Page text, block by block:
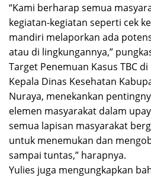
“Kami berharap semua
kegiatan-kegiatan seperti cek
mandiri melaporkan ada
atau di lingkungannya,”
Target Penemuan Kasus TBC
Kepala Dinas Kesehatan
Nuraya, menekankan
elemen masyarakat dalam
semua lapisan masyarakat
untuk menemukan dan
sampai tuntas,” harapnya.
Yulies juga mengungkapkan